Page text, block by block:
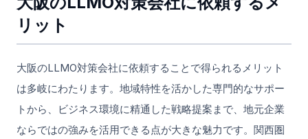
リット
大阪のLLMO対策会社に依頼することで得られるメリット
は多岐にわたります。地域特性を活かした専門的なサポー
トから、ビジネス環境に精通した戦略提案まで、地元企業
ならではの強みを活用できる点が大きな魅力です。関西圏